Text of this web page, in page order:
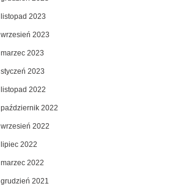
listopad 2023
wrzesień 2023
marzec 2023
styczeń 2023
listopad 2022
październik 2022
wrzesień 2022
lipiec 2022
marzec 2022
grudzień 2021